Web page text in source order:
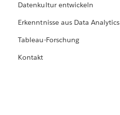
Datenkultur entwickeln
Erkenntnisse aus Data Analytics
Tableau-Forschung
Kontakt